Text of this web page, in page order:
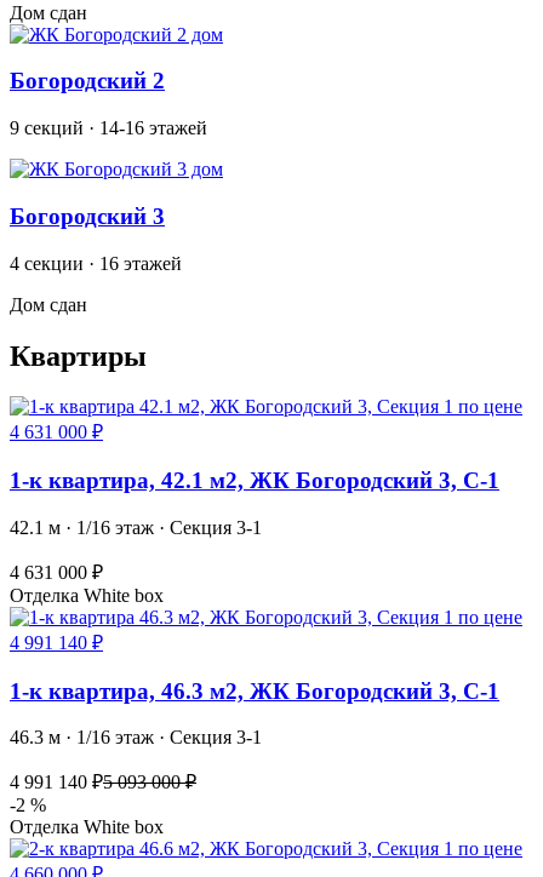
Дом сдан
Богородский 2
9 секций · 14-16 этажей
Богородский 3
4 секции · 16 этажей
Дом сдан
Квартиры
1-к квартира, 42.1 м2, ЖК Богородский 3, С-1
42.1 м · 1/16 этаж · Секция 3-1
4 631 000 ₽
Отделка White box
1-к квартира, 46.3 м2, ЖК Богородский 3, С-1
46.3 м · 1/16 этаж · Секция 3-1
4 991 140 ₽5 093 000 ₽
-2 %
Отделка White box